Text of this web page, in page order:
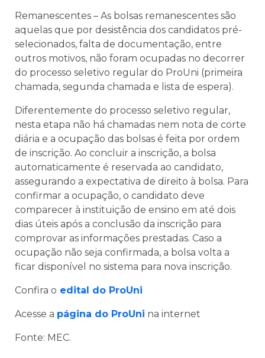
Remanescentes – As bolsas remanescentes são
aquelas que por desistência dos candidatos pré-
selecionados, falta de documentação, entre
outros motivos, não foram ocupadas no decorrer
do processo seletivo regular do ProUni (primeira
chamada, segunda chamada e lista de espera).
Diferentemente do processo seletivo regular,
nesta etapa não há chamadas nem nota de corte
diária e a ocupação das bolsas é feita por ordem
de inscrição. Ao concluir a inscrição, a bolsa
automaticamente é reservada ao candidato,
assegurando a expectativa de direito à bolsa. Para
confirmar a ocupação, o candidato deve
comparecer à instituição de ensino em até dois
dias úteis após a conclusão da inscrição para
comprovar as informações prestadas. Caso a
ocupação não seja confirmada, a bolsa volta a
ficar disponível no sistema para nova inscrição.
Confira o edital do ProUni
Acesse a página do ProUni na internet
Fonte: MEC.